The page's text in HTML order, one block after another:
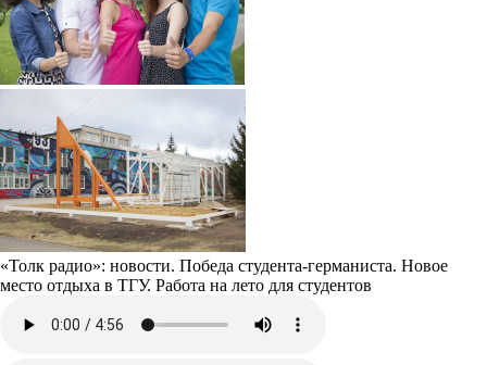
«Толк радио»: новости. Победа студента-германиста. Новое
место отдыха в ТГУ. Работа на лето для студентов